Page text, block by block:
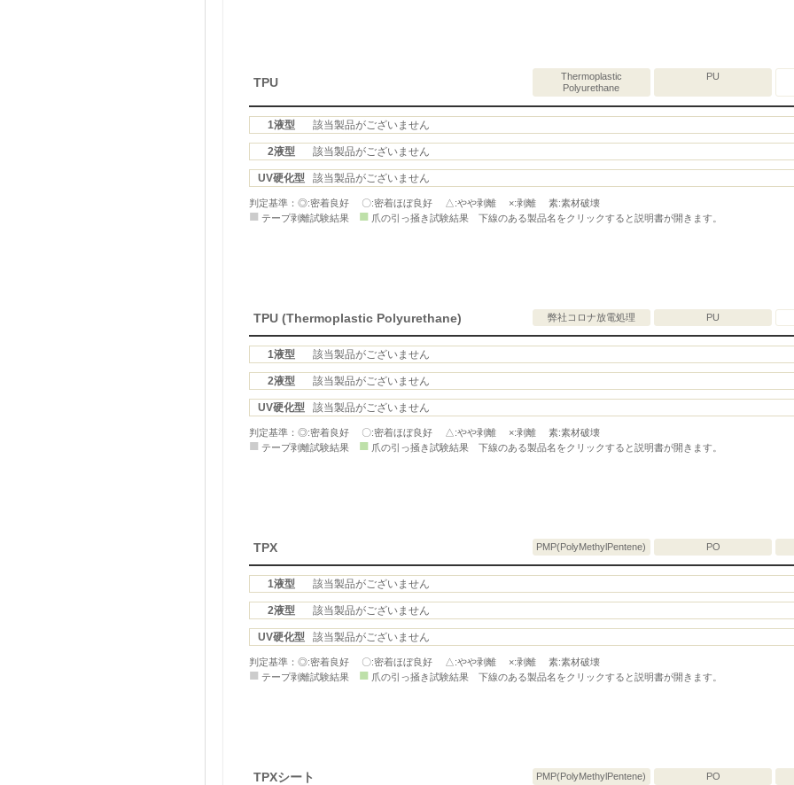
TPU
Thermoplastic
Polyurethane
PU
1液型 該当製品がございません
2液型 該当製品がございません
UV硬化型 該当製品がございません
判定基準：◎:密着良好 〇:密着ほぼ良好 △:やや剥離 ×:剥離 素:素材破壊
■ テープ剥離試験結果 ■ 爪の引っ掻き試験結果 下線のある製品名をクリックすると説明書が開きます。
TPU (Thermoplastic Polyurethane) 弊社コロナ放電処理 PU
1液型 該当製品がございません
2液型 該当製品がございません
UV硬化型 該当製品がございません
判定基準：◎:密着良好 〇:密着ほぼ良好 △:やや剥離 ×:剥離 素:素材破壊
■ テープ剥離試験結果 ■ 爪の引っ掻き試験結果 下線のある製品名をクリックすると説明書が開きます。
TPX PMP(PolyMethylPentene) PO
1液型 該当製品がございません
2液型 該当製品がございません
UV硬化型 該当製品がございません
判定基準：◎:密着良好 〇:密着ほぼ良好 △:やや剥離 ×:剥離 素:素材破壊
■ テープ剥離試験結果 ■ 爪の引っ掻き試験結果 下線のある製品名をクリックすると説明書が開きます。
TPXシート PMP(PolyMethylPentene) PO